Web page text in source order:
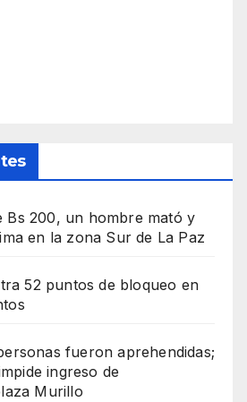
Bs 200, un hombre mató y
en la zona Sur de La Paz
52 puntos de bloqueo en
fueron aprehendidas;
ingreso de
Murillo